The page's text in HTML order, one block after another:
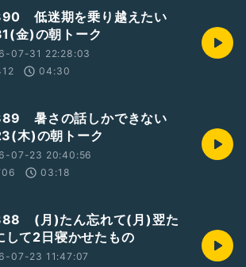
低迷期を乗り越えたい
金)の朝トーク
07-31 22:28:03
04:30
暑さの話しかできない
木)の朝トーク
07-23 20:40:56
03:18
(月)たん忘れて(月)翌た
して2日寝かせたもの
07-23 11:47:07